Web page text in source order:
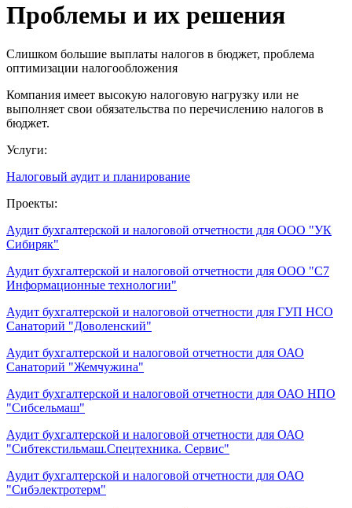
Проблемы и их решения
Слишком большие выплаты налогов в бюджет, проблема
оптимизации налогообложения
Компания имеет высокую налоговую нагрузку или не
выполняет свои обязательства по перечислению налогов в
бюджет.
Услуги:
Налоговый аудит и планирование
Проекты:
Аудит бухгалтерской и налоговой отчетности для ООО "УК
Сибиряк"
Аудит бухгалтерской и налоговой отчетности для ООО "С7
Информационные технологии"
Аудит бухгалтерской и налоговой отчетности для ГУП НСО
Санаторий "Доволенский"
Аудит бухгалтерской и налоговой отчетности для ОАО
Санаторий "Жемчужина"
Аудит бухгалтерской и налоговой отчетности для ОАО НПО
"Сибсельмаш"
Аудит бухгалтерской и налоговой отчетности для ОАО
"Сибтекстильмаш.Спецтехника. Сервис"
Аудит бухгалтерской и налоговой отчетности для ОАО
"Сибэлектротерм"